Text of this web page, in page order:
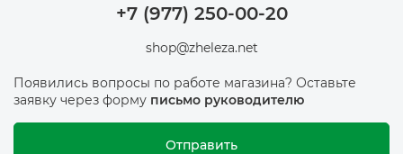
+7 (977) 250-00-20
shop@zheleza.net
Появились вопросы по работе магазина? Оставьте
заявку через форму письмо руководителю
Отправить